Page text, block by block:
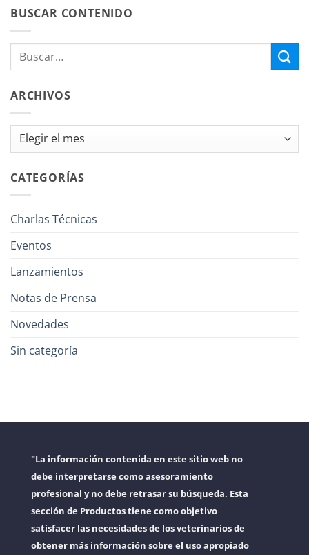
BUSCAR CONTENIDO
ARCHIVOS
Archivos
CATEGORÍAS
Charlas Técnicas
Eventos
Lanzamientos
Notas de Prensa
Novedades
Sin categoría
"La información contenida en este sitio web no
debe interpretarse como asesoramiento
profesional y no debe retrasar su búsqueda. Esta
sección de Productos tiene como objetivo
satisfacer las necesidades de los veterinarios de
obtener más información sobre el uso apropiado